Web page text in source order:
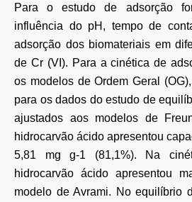
Para o estudo de adsorção
influência do pH, tempo de
adsorção dos biomateriais em
de Cr (VI). Para a cinética de
os modelos de Ordem Geral
para os dados do estudo de
ajustados aos modelos de
hidrocarvão ácido apresentou
5,81 mg g-1 (81,1%). Na
hidrocarvão ácido apresentou
modelo de Avrami. No equilíbrio